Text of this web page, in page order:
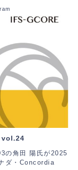
vol.24
の角田 陽氏が2025
ダ・Concordia